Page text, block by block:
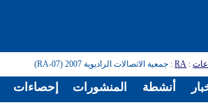
:
RA: جمعية الاتصالات الراديوية 2007 (RA-07)
إحصاءات المنشورات أنشطة